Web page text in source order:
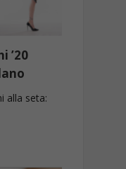
’20
alla seta: